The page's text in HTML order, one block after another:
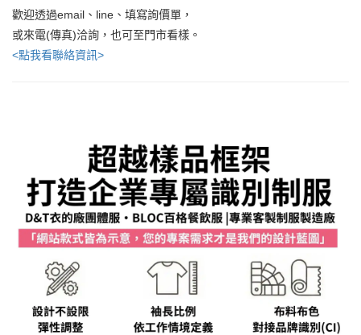
歡迎透過email、line、填寫詢價單，
或來電(傳真)洽詢，也可至門市看樣。
<點我看聯絡資訊>